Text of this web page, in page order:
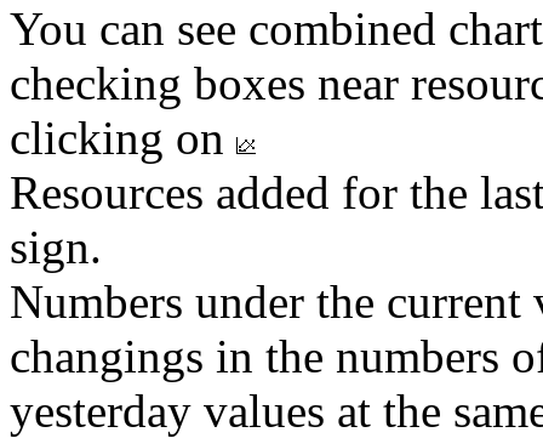
You can see combined
checking boxes near
clicking on
Resources added for the
sign.
Numbers under the
changings in the numbers
yesterday values at the